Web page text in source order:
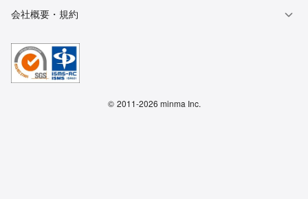
会社概要・規約
© 2011-2026 minma Inc.